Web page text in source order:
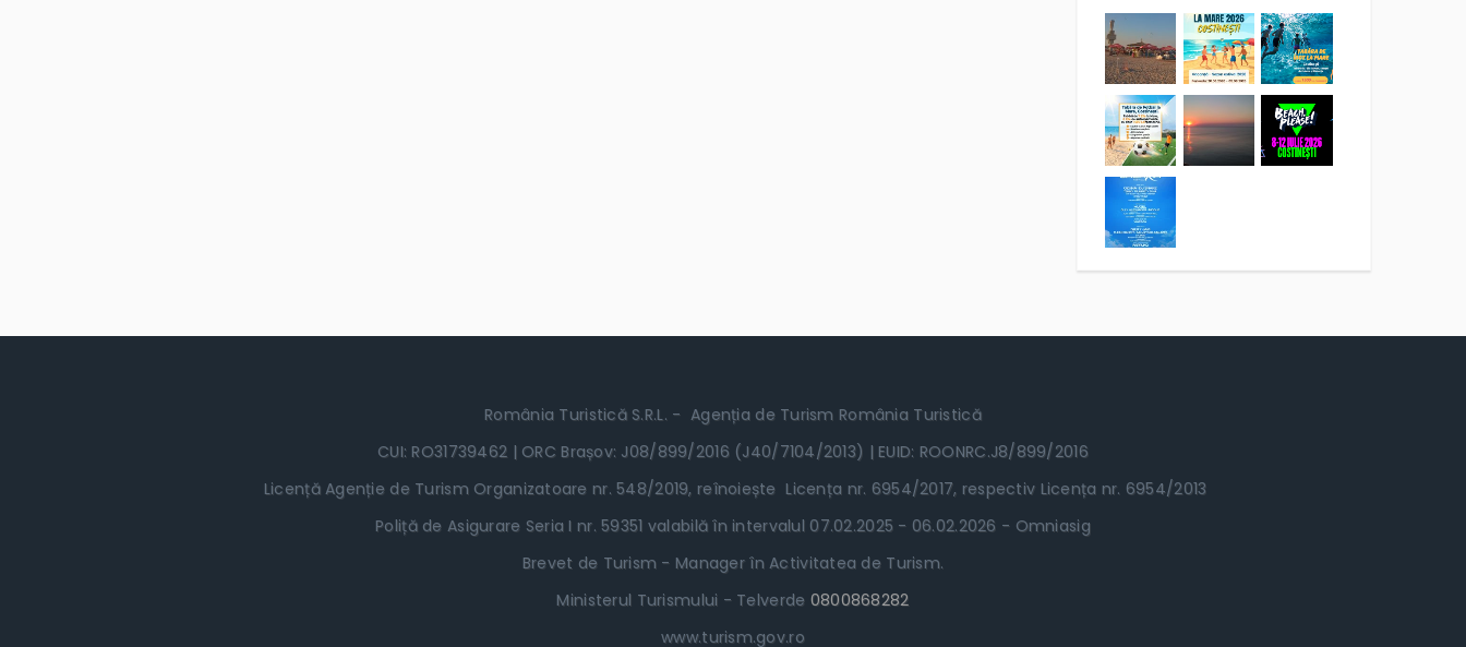
România Turistică S.R.L. - Agenția de Turism România Turistică
CUI: RO31739462 | ORC Brașov: J08/899/2016 (J40/7104/2013) | EUID: ROONRC.J8/899/2016
Licență Agenție de Turism Organizatoare nr. 548/2019, reînoiește Licența nr. 6954/2017, respectiv Licența nr. 6954/2013
Poliță de Asigurare Seria I nr. 59351 valabilă în intervalul 07.02.2025 - 06.02.2026 - Omniasig
Brevet de Turism - Manager în Activitatea de Turism.
Ministerul Turismului - Telverde 0800868282
www.turism.gov.ro